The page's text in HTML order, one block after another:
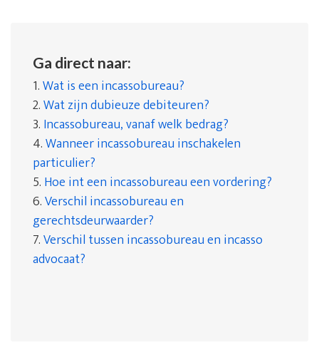
Ga direct naar:
1.Wat is een incassobureau?
2.Wat zijn dubieuze debiteuren?
3. Incassobureau, vanaf welk bedrag?
4.Wanneer incassobureau inschakelen
particulier?
5. Hoe int een incassobureau een vordering?
6.Verschil incassobureau en
gerechtsdeurwaarder?
7.Verschil tussen incassobureau en incasso
advocaat?